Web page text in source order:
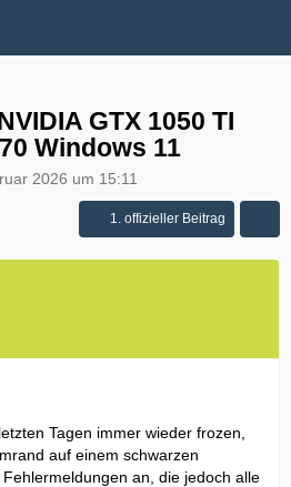
GTX 1050 TI
Windows 11
2026 um 15:11
1. offizieller Beitrag
Tagen immer wieder frozen,
auf einem schwarzen
an, die jedoch alle